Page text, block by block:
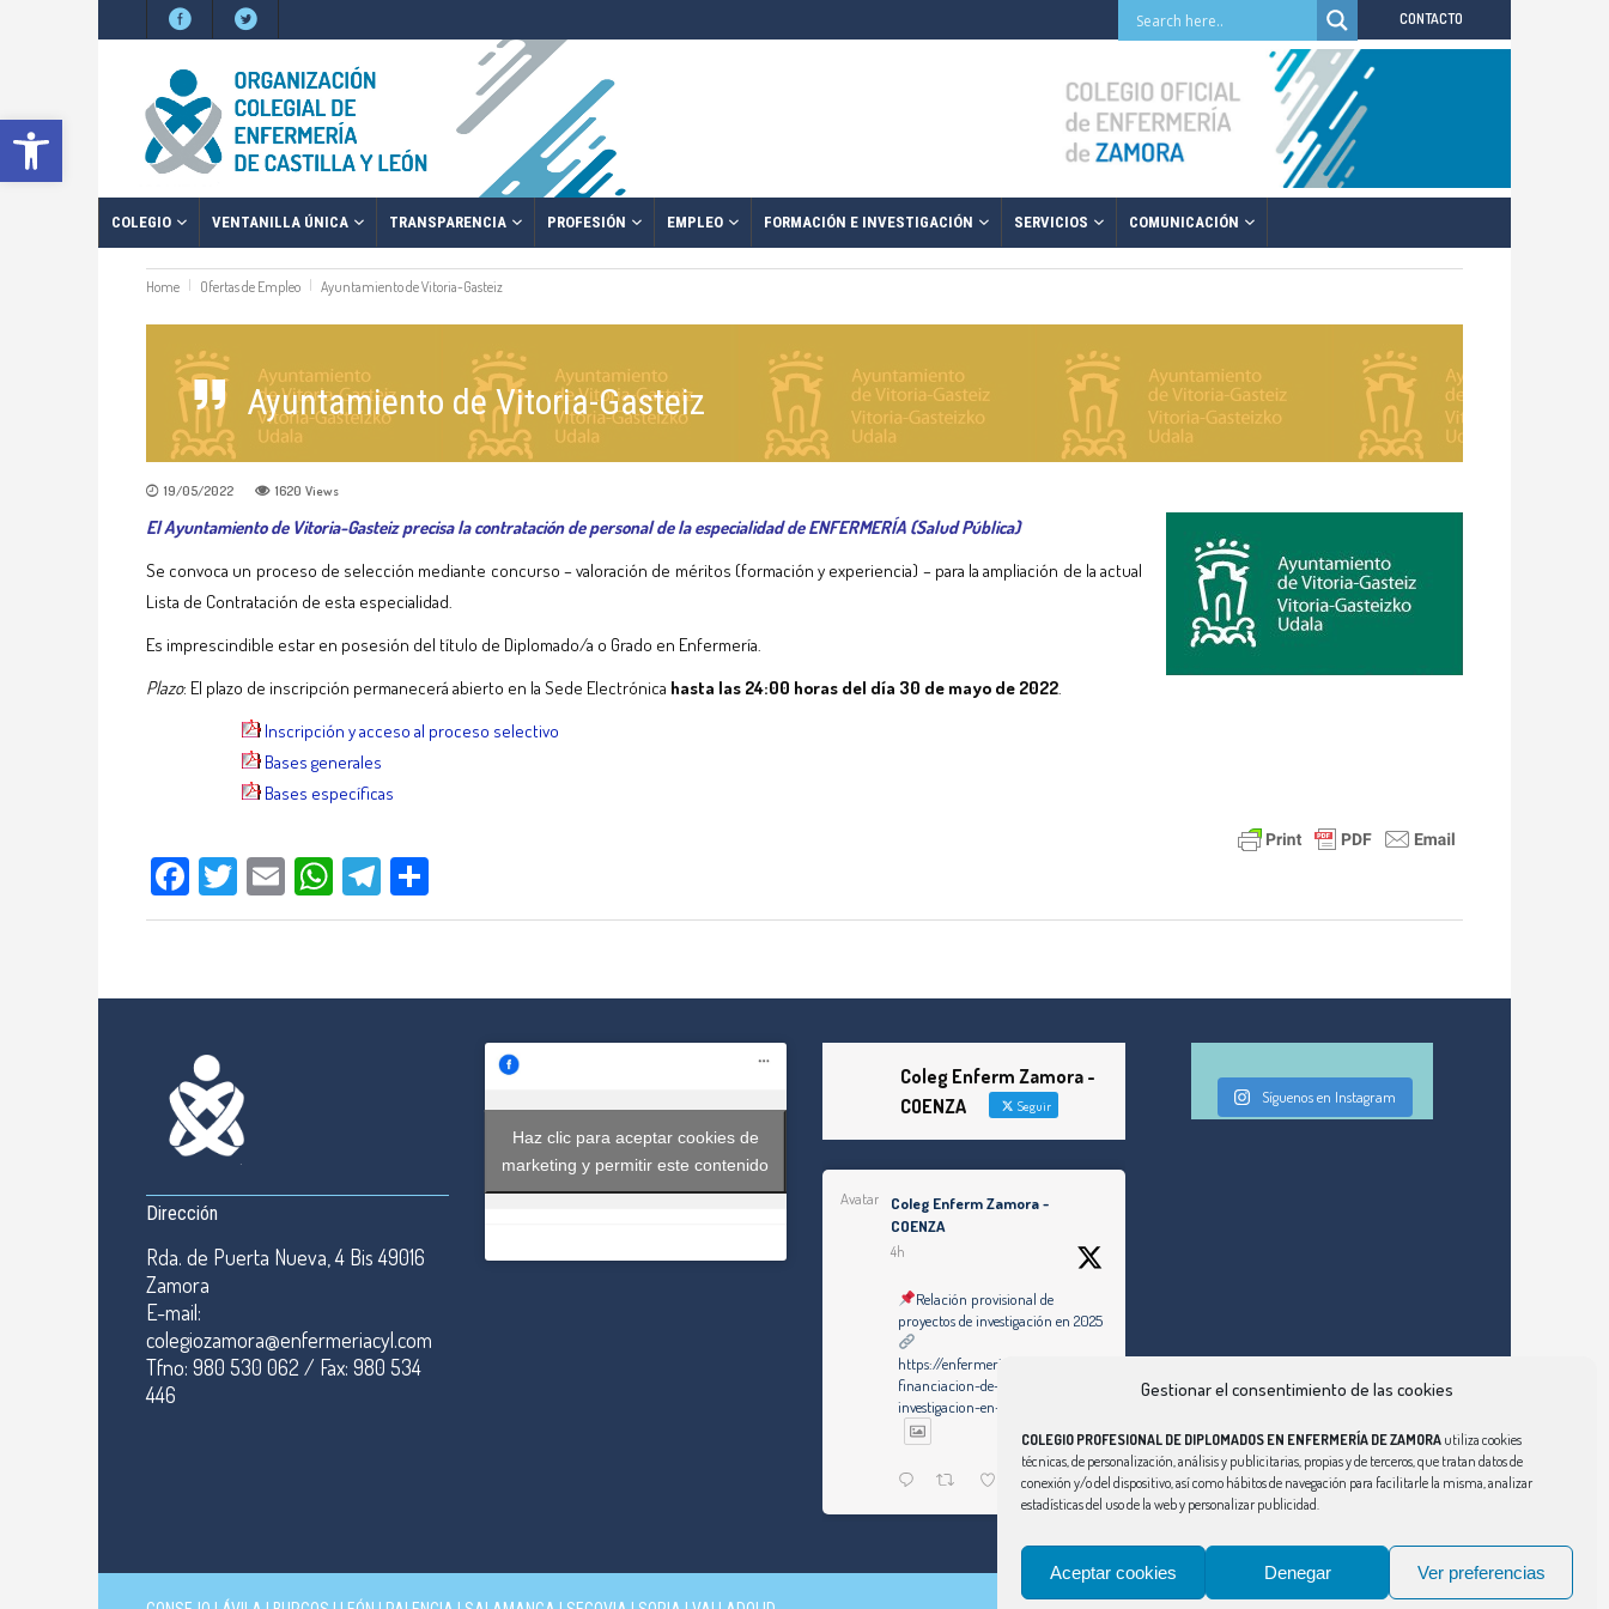
Abrir barra de herramientas
Gestionar el consentimiento de las cookies
COLEGIO PROFESIONAL DE DIPLOMADOS EN ENFERMERÍA DE ZAMORA utiliza cookies
técnicas, de personalización, análisis y publicitarias, propias y de terceros, que tratan datos de
conexión y/o del dispositivo, así como hábitos de navegación para facilitarle la misma, analizar
estadísticas del uso de la web y personalizar publicidad.
Aceptar cookies Denegar Ver preferencias
CONTACTO
COLEGIO VENTANILLA ÚNICA TRANSPARENCIA PROFESIÓN EMPLEO FORMACIÓN E INVESTIGACIÓN SERVICIOS COMUNICACIÓN
Home Ofertas de Empleo Ayuntamiento de Vitoria-Gasteiz
Ayuntamiento de Vitoria-Gasteiz
19/05/2022 1620 Views
El Ayuntamiento de Vitoria-Gasteiz precisa la contratación de personal de la especialidad de ENFERMERÍA (Salud Pública)
Se convoca un proceso de selección mediante concurso – valoración de méritos (formación y experiencia) – para la ampliación de la actual
Lista de Contratación de esta especialidad.
Es imprescindible estar en posesión del título de Diplomado/a o Grado en Enfermería.
Plazo: El plazo de inscripción permanecerá abierto en la Sede Electrónica hasta las 24:00 horas del día 30 de mayo de 2022.
Inscripción y acceso al proceso selectivo
Bases generales
Bases específicas
Facebook
TwitterEmailWhatsApp
Telegram
Dirección
Rda. de Puerta Nueva, 4 Bis 49016
Zamora
E-mail:
colegiozamora@enfermeriacyl.com
Tfno: 980 530 062 / Fax: 980 534
446
Haz clic para aceptar cookies de
marketing y permitir este contenido
Coleg Enferm Zamora -
COENZA
Seguir
Avatar
Coleg Enferm Zamora -
COENZA
4h
Relación provisional de
proyectos de investigación en 2025
https://enfermeriazamora.com/grs-
financiacion-de-proyectos-de-
investigacion-en-2025/
Twitter
Síguenos en Instagram